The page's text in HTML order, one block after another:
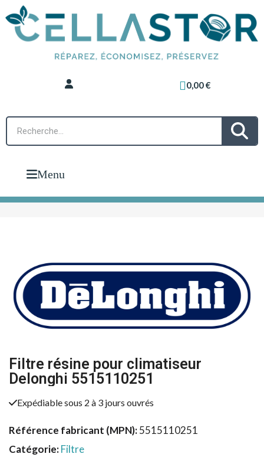
0,00 €
Menu
Filtre résine pour climatiseur
Delonghi 5515110251
Expédiable sous 2 à 3 jours ouvrés
Référence fabricant (MPN) 5515110251
Catégorie Filtre